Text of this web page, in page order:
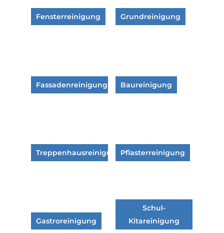
Fensterreinigung Grundreinigung
Fassadenreinigung Baureinigung
TreppenhausreinigungPflasterreinigung
Gastroreinigung
Schul-
Kitareinigung